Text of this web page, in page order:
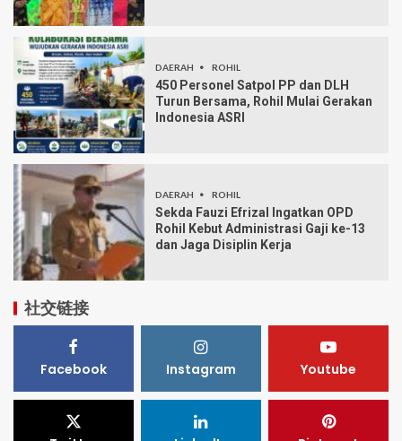
DAERAH ROHIL
450 Personel Satpol PP dan DLH
Turun Bersama, Rohil Mulai Gerakan
Indonesia ASRI
DAERAH ROHIL
Sekda Fauzi Efrizal Ingatkan OPD
Rohil Kebut Administrasi Gaji ke-13
dan Jaga Disiplin Kerja
社交链接
Facebook Instagram Youtube